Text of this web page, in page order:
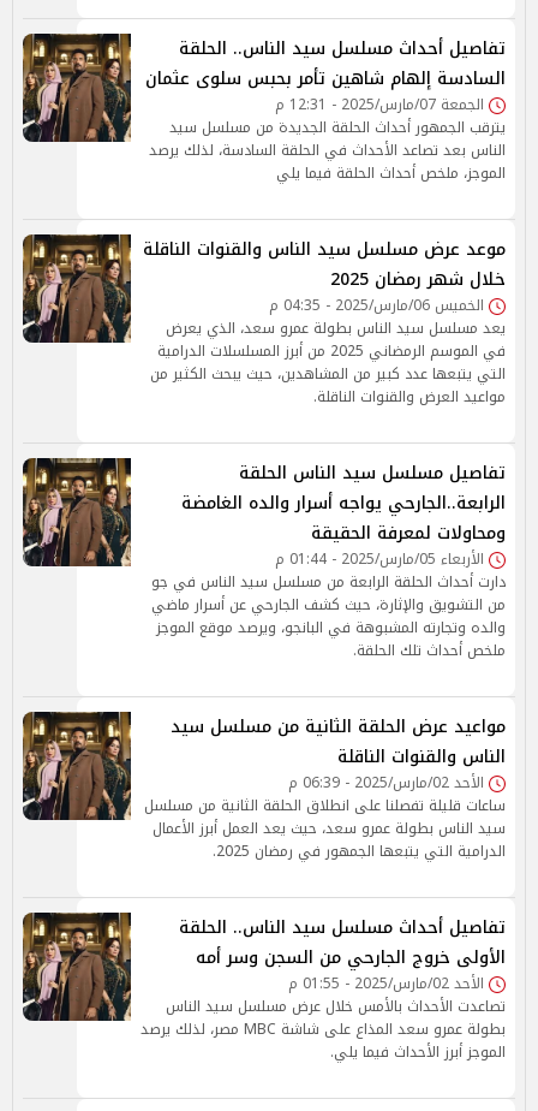
تفاصيل أحداث مسلسل سيد الناس.. الحلقة
السادسة إلهام شاهين تأمر بحبس سلوى عثمان
الجمعة 07/مارس/2025 - 12:31 م
يترقب الجمهور أحداث الحلقة الجديدة من مسلسل سيد
الناس بعد تصاعد الأحداث في الحلقة السادسة، لذلك يرصد
الموجز، ملخص أحداث الحلقة فيما يلي
موعد عرض مسلسل سيد الناس والقنوات الناقلة
خلال شهر رمضان 2025
الخميس 06/مارس/2025 - 04:35 م
يعد مسلسل سيد الناس بطولة عمرو سعد، الذي يعرض
في الموسم الرمضاني 2025 من أبرز المسلسلات الدرامية
التي يتبعها عدد كبير من المشاهدين، حيث يبحث الكثير من
مواعيد العرض والقنوات الناقلة.
تفاصيل مسلسل سيد الناس الحلقة
الرابعة..الجارحي يواجه أسرار والده الغامضة
ومحاولات لمعرفة الحقيقة
الأربعاء 05/مارس/2025 - 01:44 م
دارت أحداث الحلقة الرابعة من مسلسل سيد الناس في جو
من التشويق والإثارة، حيث كشف الجارحي عن أسرار ماضي
والده وتجارته المشبوهة في البانجو، ويرصد موقع الموجز
ملخص أحداث تلك الحلقة.
مواعيد عرض الحلقة الثانية من مسلسل سيد
الناس والقنوات الناقلة
الأحد 02/مارس/2025 - 06:39 م
ساعات قليلة تفصلنا على انطلاق الحلقة الثانية من مسلسل
سيد الناس بطولة عمرو سعد، حيث يعد العمل أبرز الأعمال
الدرامية التي يتبعها الجمهور في رمضان 2025.
تفاصيل أحداث مسلسل سيد الناس.. الحلقة
الأولى خروج الجارحي من السجن وسر أمه
الأحد 02/مارس/2025 - 01:55 م
تصاعدت الأحداث بالأمس خلال عرض مسلسل سيد الناس
بطولة عمرو سعد المذاع على شاشة MBC مصر، لذلك يرصد
الموجز أبرز الأحداث فيما يلي.